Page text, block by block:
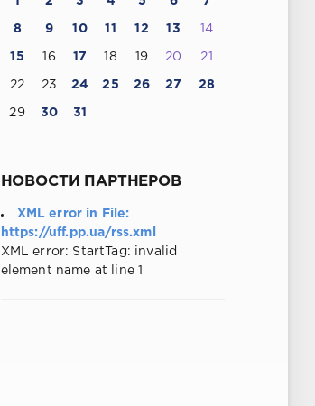
8 9 10 11 12 13 14
15 16 17 18 19 20 21
22 23 24 25 26 27 28
29 30 31
НОВОСТИ ПАРТНЕРОВ
XML error in File:
https://uff.pp.ua/rss.xml
XML error: StartTag: invalid
element name at line 1